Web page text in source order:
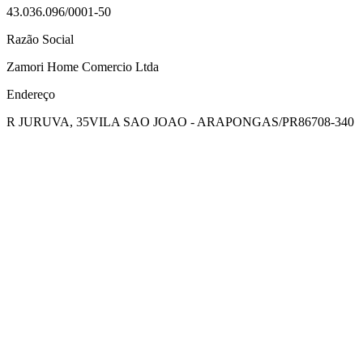
43.036.096/0001-50
Razão Social
Zamori Home Comercio Ltda
Endereço
R JURUVA, 35VILA SAO JOAO - ARAPONGAS/PR86708-340